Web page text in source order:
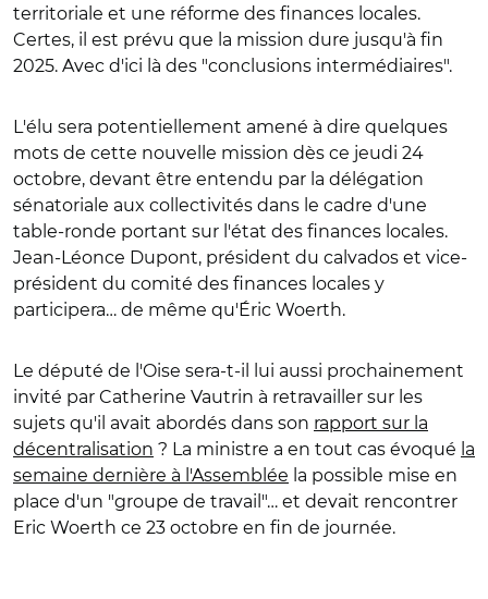
territoriale et une réforme des finances locales.
Certes, il est prévu que la mission dure jusqu'à fin
2025. Avec d'ici là des "conclusions intermédiaires".
L'élu sera potentiellement amené à dire quelques
mots de cette nouvelle mission dès ce jeudi 24
octobre, devant être entendu par la délégation
sénatoriale aux collectivités dans le cadre d'une
table-ronde portant sur l'état des finances locales.
Jean-Léonce Dupont, président du calvados et vice-
président du comité des finances locales y
participera… de même qu'Éric Woerth.
Le député de l'Oise sera-t-il lui aussi prochainement
invité par Catherine Vautrin à retravailler sur les
sujets qu'il avait abordés dans son rapport sur la
décentralisation ? La ministre a en tout cas évoqué la
semaine dernière à l'Assemblée la possible mise en
place d'un "groupe de travail"… et devait rencontrer
Eric Woerth ce 23 octobre en fin de journée.